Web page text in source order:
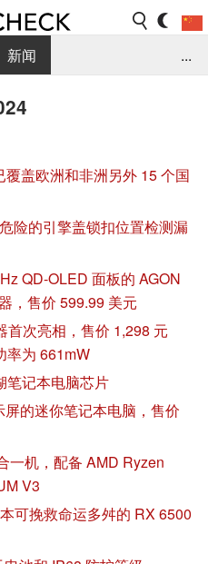
新闻
...
盖欧洲和非洲另外 15 个国
险的引擎盖锁扣位置检测漏
QD-OLED 面板的 AGON
，售价 599.99 美元
首次亮相，售价 1,298 元
率为 661mW
笔记本电脑芯片
的迷你笔记本电脑，售价
一机，配备 AMD Ryzen
V3
可挽救命运多舛的 RX 6500